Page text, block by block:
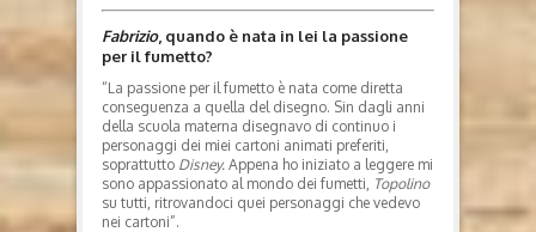
Fabrizio, quando è nata in lei la passione
per il fumetto?
“La passione per il fumetto è nata come diretta
conseguenza a quella del disegno. Sin dagli anni
della scuola materna disegnavo di continuo i
personaggi dei miei cartoni animati preferiti,
soprattutto Disney. Appena ho iniziato a leggere mi
sono appassionato al mondo dei fumetti, Topolino
su tutti, ritrovandoci quei personaggi che vedevo
nei cartoni”.